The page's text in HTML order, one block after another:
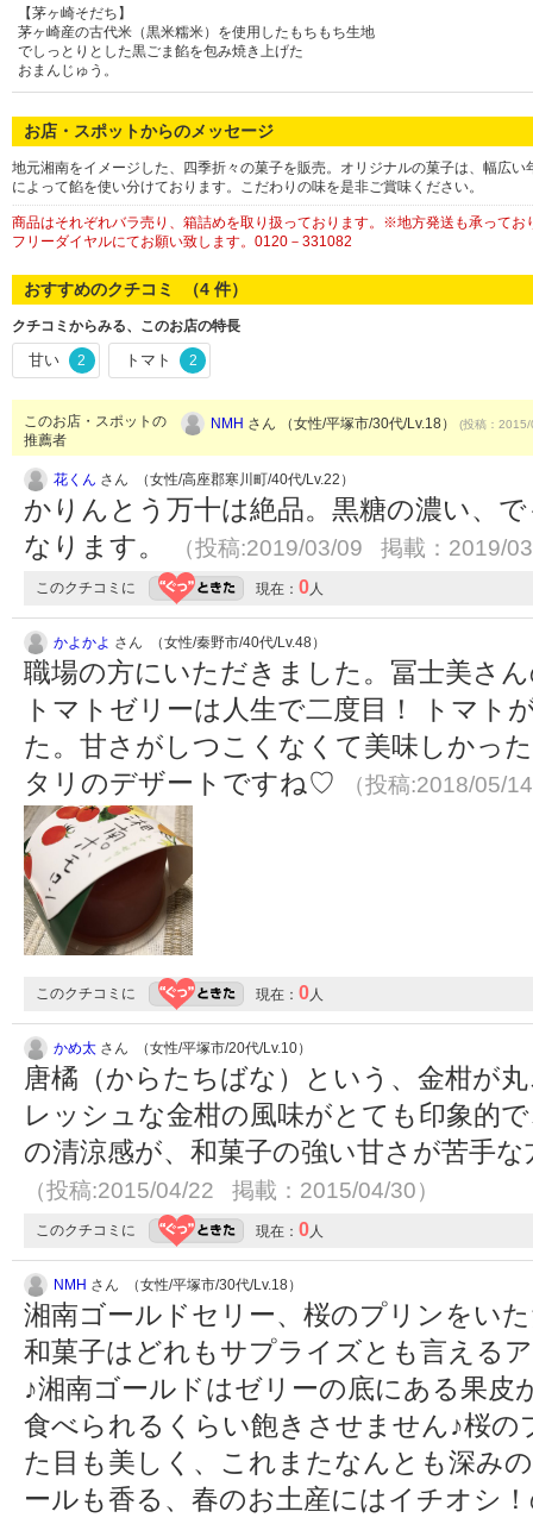
【茅ヶ崎そだち】
茅ヶ崎産の古代米（黒米糯米）を使用したもちもち生地
でしっとりとした黒ごま餡を包み焼き上げた
おまんじゅう。
お店・スポットからのメッセージ
地元湘南をイメージした、四季折々の菓子を販売。オリジナルの菓子は、幅広
によって餡を使い分けております。こだわりの味を是非ご賞味ください。
商品はそれぞれバラ売り、箱詰めを取り扱っております。※地方発送も承って
フリーダイヤルにてお願い致します。0120－331082
おすすめのクチコミ （4 件）
クチコミからみる、このお店の特長
甘い 2 トマト 2
このお店・スポットの
推薦者
NMH さん （女性/平塚市/30代/Lv.18） (投稿：
花くん さん （女性/高座郡寒川町/40代/Lv.22）
かりんとう万十は絶品。黒糖の濃い、
なります。
（投稿:2019/03/09 掲載：2019/
このクチコミに 現在： 0 人
かよかよ さん （女性/秦野市/40代/Lv.48）
職場の方にいただきました。冨士美さ
トマトゼリーは人生で二度目！ トマト
た。甘さがしつこくなくて美味しかっ
タリのデザートですね♡
（投稿:2018/05/
このクチコミに 現在： 0 人
かめ太 さん （女性/平塚市/20代/Lv.10）
唐橘（からたちばな）という、金柑が
レッシュな金柑の風味がとても印象的
の清涼感が、和菓子の強い甘さが苦手
（投稿:2015/04/22 掲載：2015/04/30）
このクチコミに 現在： 0 人
NMH さん （女性/平塚市/30代/Lv.18）
湘南ゴールドセリー、桜のプリンをい
和菓子はどれもサプライズとも言える
♪湘南ゴールドはゼリーの底にある果皮
食べられるくらい飽きさせません♪桜
た目も美しく、これまたなんとも深み
ールも香る、春のお土産にはイチオシ